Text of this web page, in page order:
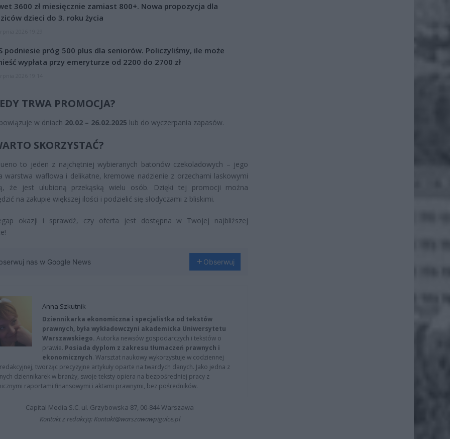
3600 zł miesięcznie zamiast 800+. Nowa propozycja dla
dzieci do 3. roku życia
podniesie próg 500 plus dla seniorów. Policzyliśmy, ile może
wypłata przy emeryturze od 2200 do 2700 zł
TRWA PROMOCJA?
w dniach 20.02 – 26.02.2025 lub do wyczerpania zapasów.
SKORZYSTAĆ?
to jeden z najchętniej wybieranych batonów czekoladowych – jego
warstwa waflowa i delikatne, kremowe nadzienie z orzechami laskowymi
że jest ulubioną przekąską wielu osób. Dzięki tej promocji można
na zakupie większej ilości i podzielić się słodyczami z bliskimi.
okazji i sprawdź, czy oferta jest dostępna w Twojej najbliższej
nas w Google News Obserwuj
Anna Szkutnik
Dziennikarka ekonomiczna i specjalistka od tekstów
prawnych, była wykładowczyni akademicka Uniwersytetu
Warszawskiego. Autorka newsów gospodarczych i tekstów o
prawie. Posiada dyplom z zakresu tłumaczeń prawnych i
ekonomicznych. Warsztat naukowy wykorzystuje w codziennej
tworząc precyzyjne artykuły oparte na twardych danych. Jako jedna z
dziennikarek w branży, swoje teksty opiera na bezpośredniej pracy z
raportami finansowymi i aktami prawnymi, bez pośredników.
Capital Media S.C. ul. Grzybowska 87, 00-844 Warszawa
Kontakt z redakcją: Kontakt@warszawawpigulce.pl